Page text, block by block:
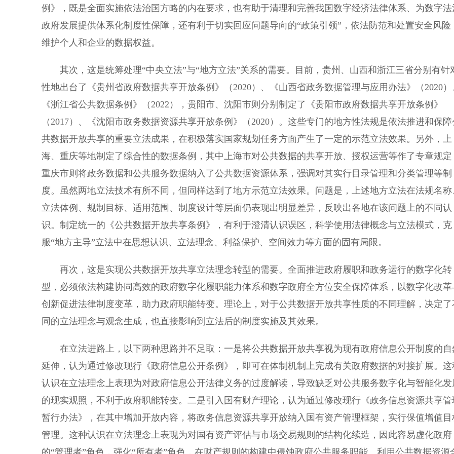
例》，既是全面实施依法治国方略的内在要求，也有助于清理和完善我国数字经济法律体系、为数字法
政府发展提供体系化制度性保障，还有利于切实回应问题导向的“政策引领”，依法防范和处置安全风险
维护个人和企业的数据权益。
其次，这是统筹处理“中央立法”与“地方立法”关系的需要。目前，贵州、山西和浙江三省分别有针
性地出台了《贵州省政府数据共享开放条例》（2020）、《山西省政务数据管理与应用办法》（2020）
《浙江省公共数据条例》（2022），贵阳市、沈阳市则分别制定了《贵阳市政府数据共享开放条例》
（2017）、《沈阳市政务数据资源共享开放条例》（2020）。这些专门的地方性法规是依法推进和保障
共数据开放共享的重要立法成果，在积极落实国家规划任务方面产生了一定的示范立法效果。另外，上
海、重庆等地制定了综合性的数据条例，其中上海市对公共数据的共享开放、授权运营等作了专章规定
重庆市则将政务数据和公共服务数据纳入了公共数据资源体系，强调对其实行目录管理和分类管理等制
度。虽然两地立法技术有所不同，但同样达到了地方示范立法效果。问题是，上述地方立法在法规名称
立法体例、规制目标、适用范围、制度设计等层面仍表现出明显差异，反映出各地在该问题上的不同认
识。制定统一的《公共数据开放共享条例》，有利于澄清认识误区，科学使用法律概念与立法模式，克
服“地方主导”立法中在思想认识、立法理念、利益保护、空间效力等方面的固有局限。
再次，这是实现公共数据开放共享立法理念转型的需要。全面推进政府履职和政务运行的数字化转
型，必须依法构建协同高效的政府数字化履职能力体系和数字政府全方位安全保障体系，以数字化改革
创新促进法律制度变革，助力政府职能转变。理论上，对于公共数据开放共享性质的不同理解，决定了
同的立法理念与观念生成，也直接影响到立法后的制度实施及其效果。
在立法进路上，以下两种思路并不足取：一是将公共数据开放共享视为现有政府信息公开制度的自
延伸，认为通过修改现行《政府信息公开条例》，即可在体制机制上完成有关政府数据的对接扩展。这
认识在立法理念上表现为对政府信息公开法律义务的过度解读，导致缺乏对公共服务数字化与智能化发
的现实观照，不利于政府职能转变。二是引入国有财产理论，认为通过修改现行《政务信息资源共享管
暂行办法》，在其中增加开放内容，将政务信息资源共享开放纳入国有资产管理框架，实行保值增值目
管理。这种认识在立法理念上表现为对国有资产评估与市场交易规则的结构化续造，因此容易虚化政府
的“管理者”角色，强化“所有者”角色，在财产规则的构建中侵蚀政府公共服务职能。利用公共数据资源